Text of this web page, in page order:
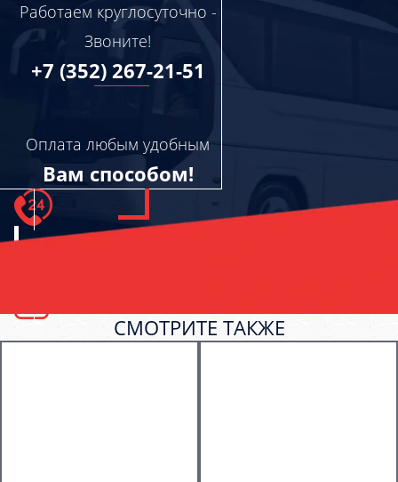
Работаем круглосуточно -
Звоните!
+7 (352) 267-21-51
Оплата любым удобным
Вам способом!
СМОТРИТЕ ТАКЖЕ